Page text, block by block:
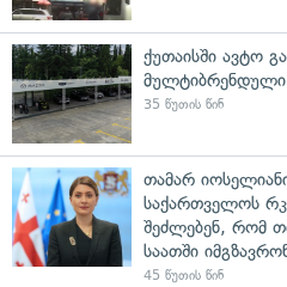
ქუთაისში ავტო
მულტიბრენდული
35 წუთის წინ
თამარ
საქართველოს
შეძლებენ, რომ
საათში
45 წუთის წინ